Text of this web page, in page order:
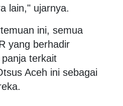
lain," ujarnya.
ini, semua
yang berhadir
terkait
Aceh ini sebagai